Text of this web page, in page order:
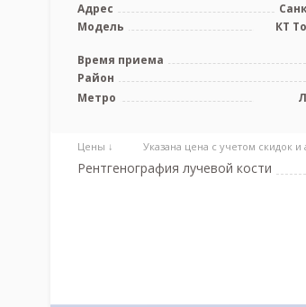
Адрес
Модель
КТ
Время приема
Район
Метро
Цены ↓ Указана цена с учетом скидок и
Рентгенография лучевой кости